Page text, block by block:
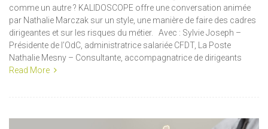
comme un autre ? KALIDOSCOPE offre une conversation animée
par Nathalie Marczak sur un style, une manière de faire des cadres
dirigeantes et sur les risques du métier. Avec : Sylvie Joseph –
Présidente de l’OdC, administratrice salariée CFDT, La Poste
Nathalie Mesny – Consultante, accompagnatrice de dirigeants
Read More